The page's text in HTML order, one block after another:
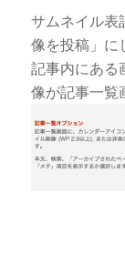
サムネイル表
像を投稿」に
記事内にある
像が記事一覧